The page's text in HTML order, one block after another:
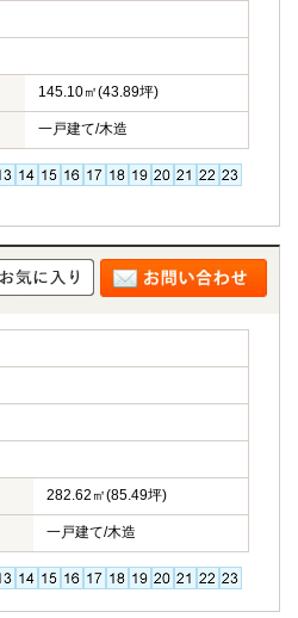
145.10㎡(43.89坪)
一戸建て/木造
282.62㎡(85.49坪)
一戸建て/木造